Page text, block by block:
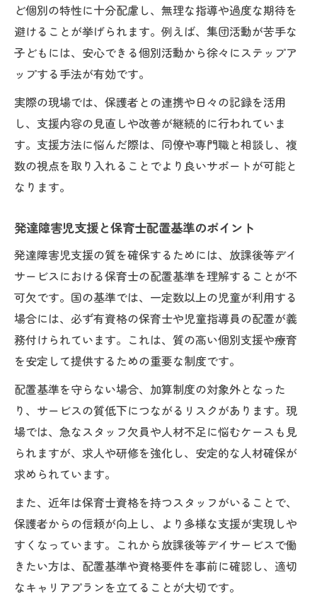
ど個別の特性に十分配慮し、無理な指導や過度な期待を
避けることが挙げられます。例えば、集団活動が苦手な
子どもには、安心できる個別活動から徐々にステップア
ップする手法が有効です。
実際の現場では、保護者との連携や日々の記録を活用
し、支援内容の見直しや改善が継続的に行われていま
す。支援方法に悩んだ際は、同僚や専門職と相談し、複
数の視点を取り入れることでより良いサポートが可能と
なります。
発達障害児支援と保育士配置基準のポイント
発達障害児支援の質を確保するためには、放課後等デイ
サービスにおける保育士の配置基準を理解することが不
可欠です。国の基準では、一定数以上の児童が利用する
場合には、必ず有資格の保育士や児童指導員の配置が義
務付けられています。これは、質の高い個別支援や療育
を安定して提供するための重要な制度です。
配置基準を守らない場合、加算制度の対象外となった
り、サービスの質低下につながるリスクがあります。現
場では、急なスタッフ欠員や人材不足に悩むケースも見
られますが、求人や研修を強化し、安定的な人材確保が
求められています。
また、近年は保育士資格を持つスタッフがいることで、
保護者からの信頼が向上し、より多様な支援が実現しや
すくなっています。これから放課後等デイサービスで働
きたい方は、配置基準や資格要件を事前に確認し、適切
なキャリアプランを立てることが大切です。